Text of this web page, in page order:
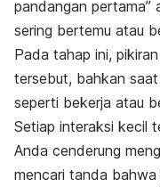
pandangan pertama”
sering bertemu atau
Pada tahap ini,
tersebut, bahkan
seperti bekerja atau
Setiap interaksi kecil
Anda cenderung
mencari tanda bahwa